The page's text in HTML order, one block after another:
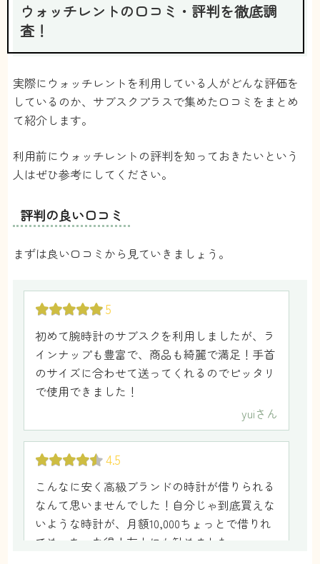
ウォッチレントの口コミ・評判を徹底調
査！
実際にウォッチレントを利用している人がどんな評価を
しているのか、サブスクプラスで集めた口コミをまとめ
て紹介します。
利用前にウォッチレントの評判を知っておきたいという
人はぜひ参考にしてください。
評判の良い口コミ
まずは良い口コミから見ていきましょう。
5
初めて腕時計のサブスクを利用しましたが、ラ
インナップも豊富で、商品も綺麗で満足！手首
のサイズに合わせて送ってくれるのでピッタリ
で使用できました！
yuiさん
4.5
こんなに安く高級ブランドの時計が借りられる
なんて思いませんでした！自分じゃ到底買えな
いような時計が、月額10,000ちょっとで借りれ
てめっちゃお得！友人にも勧めました。